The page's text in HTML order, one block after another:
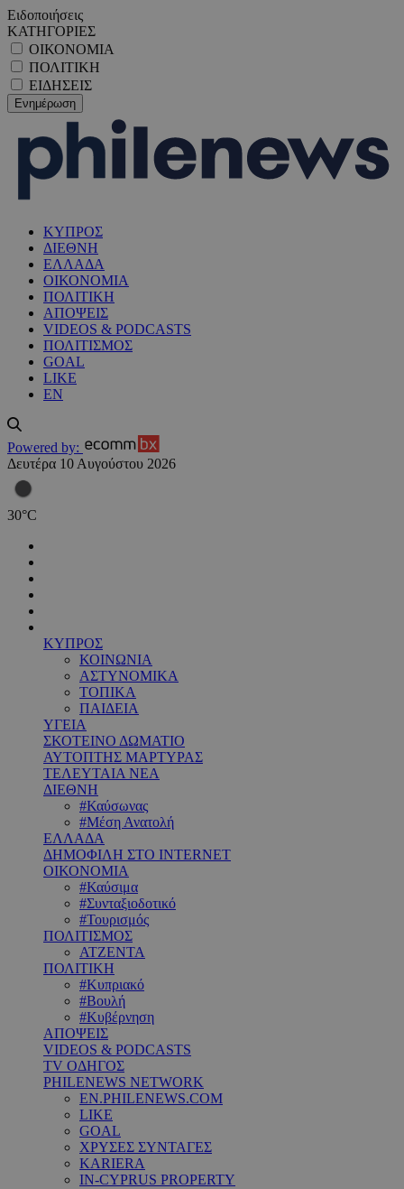
Ειδοποιήσεις
ΚΑΤΗΓΟΡΙΕΣ
ΟΙΚΟΝΟΜΙΑ
ΠΟΛΙΤΙΚΗ
ΕΙΔΗΣΕΙΣ
ΚΥΠΡΟΣ
ΔΙΕΘΝΗ
ΕΛΛΑΔΑ
ΟΙΚΟΝΟΜΙΑ
ΠΟΛΙΤΙΚΗ
ΑΠΟΨΕΙΣ
VIDEOS & PODCASTS
ΠΟΛΙΤΙΣΜΟΣ
GOAL
LIKE
EN
Powered by:
Δευτέρα 10 Αυγούστου 2026
30°C
ΚΥΠΡΟΣ
ΚΟΙΝΩΝΙΑ
ΑΣΤΥΝΟΜΙΚΑ
ΤΟΠΙΚΑ
ΠΑΙΔΕΙΑ
ΥΓΕΙΑ
ΣΚΟΤΕΙΝΟ ΔΩΜΑΤΙΟ
ΑΥΤΟΠΤΗΣ ΜΑΡΤΥΡΑΣ
ΤΕΛΕΥΤΑΙΑ ΝΕΑ
ΔΙΕΘΝΗ
#Καύσωνας
#Μέση Ανατολή
ΕΛΛΑΔΑ
ΔΗΜΟΦΙΛΗ ΣΤΟ INTERNET
ΟΙΚΟΝΟΜΙΑ
#Καύσιμα
#Συνταξιοδοτικό
#Τουρισμός
ΠΟΛΙΤΙΣΜΟΣ
ΑΤΖΕΝΤΑ
ΠΟΛΙΤΙΚΗ
#Κυπριακό
#Βουλή
#Κυβέρνηση
ΑΠΟΨΕΙΣ
VIDEOS & PODCASTS
TV ΟΔΗΓΟΣ
PHILENEWS NETWORK
EN.PHILENEWS.COM
LIKE
GOAL
ΧΡΥΣΕΣ ΣΥΝΤΑΓΕΣ
KARIERA
IN-CYPRUS PROPERTY